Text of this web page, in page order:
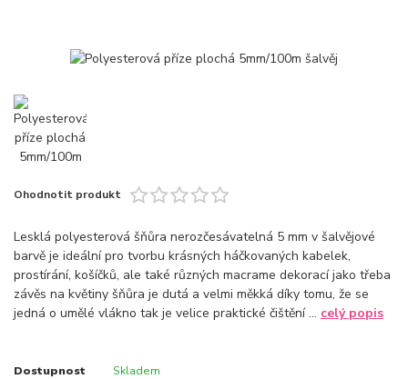
Ohodnotit produkt
Lesklá polyesterová šňůra nerozčesávatelná 5 mm v šalvějové
barvě je ideální pro tvorbu krásných háčkovaných kabelek,
prostírání, košíčků, ale také různých macrame dekorací jako třeba
závěs na květiny šňůra je dutá a velmi měkká díky tomu, že se
jedná o umělé vlákno tak je velice praktické čištění ... celý popis
Dostupnost Skladem